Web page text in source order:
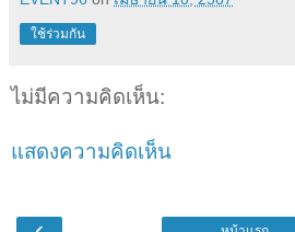
ใช้ร่วมกัน
ไม่มีความคิดเห็น:
แสดงความคิดเห็น